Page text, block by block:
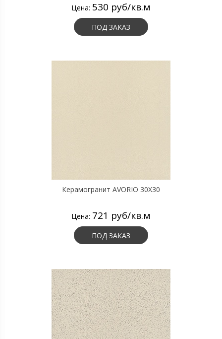
Цена: 530 руб/кв.м
ПОД ЗАКАЗ
Керамогранит AVORIO 30X30
Цена: 721 руб/кв.м
ПОД ЗАКАЗ